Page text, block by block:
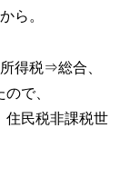
ら。
得税⇒総合、
で、
住民税非課税世